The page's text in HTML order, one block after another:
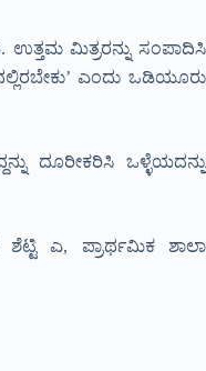
ಉತ್ತಮ ಮಿತ್ರರನ್ನು ಸಂಪಾದಿಸಿ
ಎಂದು ಒಡಿಯೂರು
ದೂರೀಕರಿಸಿ ಒಳ್ಳೆಯದನ್ನು
ಎ, ಪ್ರಾರ್ಥಮಿಕ ಶಾಲಾ